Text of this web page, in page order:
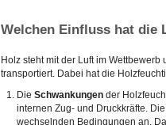
Welchen Einfluss hat die
Holz steht mit der Luft im
transportiert. Dabei hat die
Die Schwankungen der
internen Zug- und Druckkräfte.
wechselnden Bedingungen an.